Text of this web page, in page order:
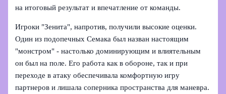
на итоговый результат и впечатление от команды.
Игроки "Зенита", напротив, получили высокие оценки.
Один из подопечных Семака был назван настоящим
"монстром" - настолько доминирующим и влиятельным
он был на поле. Его работа как в обороне, так и при
переходе в атаку обеспечивала комфортную игру
партнеров и лишала соперника пространства для маневра.